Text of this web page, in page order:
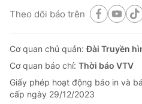
Theo dõi báo trên
Cơ quan chủ quản:Đài Truyền
Cơ quan báo chí: Thời báo VTV
Giấy phép hoạt động báo in và
cấp ngày 29/12/2023